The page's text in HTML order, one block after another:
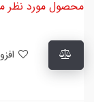
محصول مورد نظر